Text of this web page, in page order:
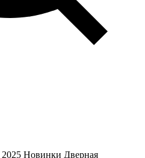
Новинки Дверная